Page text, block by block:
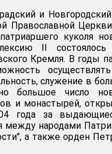
и
Православной
куколя
II
Кремля. В годы
осуществлять
служение в
большое число
и монастырей,
года за
между народами
а также орден